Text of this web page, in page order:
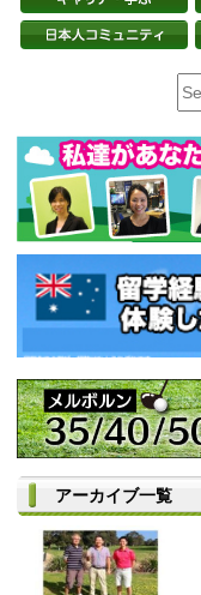
アーカイブ一覧